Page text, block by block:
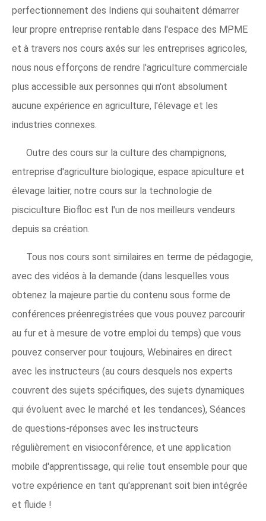
perfectionnement des Indiens qui souhaitent démarrer
leur propre entreprise rentable dans l'espace des MPME
et à travers nos cours axés sur les entreprises agricoles,
nous nous efforçons de rendre l'agriculture commerciale
plus accessible aux personnes qui n'ont absolument
aucune expérience en agriculture, l'élevage et les
industries connexes.
Outre des cours sur la culture des champignons,
entreprise d'agriculture biologique, espace apiculture et
élevage laitier, notre cours sur la technologie de
pisciculture Biofloc est l'un de nos meilleurs vendeurs
depuis sa création.
Tous nos cours sont similaires en terme de pédagogie,
avec des vidéos à la demande (dans lesquelles vous
obtenez la majeure partie du contenu sous forme de
conférences préenregistrées que vous pouvez parcourir
au fur et à mesure de votre emploi du temps) que vous
pouvez conserver pour toujours, Webinaires en direct
avec les instructeurs (au cours desquels nos experts
couvrent des sujets spécifiques, des sujets dynamiques
qui évoluent avec le marché et les tendances), Séances
de questions-réponses avec les instructeurs
régulièrement en visioconférence, et une application
mobile d'apprentissage, qui relie tout ensemble pour que
votre expérience en tant qu'apprenant soit bien intégrée
et fluide !